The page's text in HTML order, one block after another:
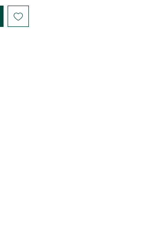
voorraad is